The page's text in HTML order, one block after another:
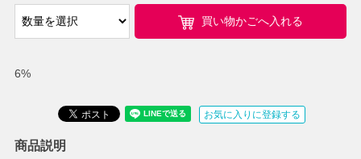
6%
買い物かごへ入れる
お気に入りに登録する
商品説明